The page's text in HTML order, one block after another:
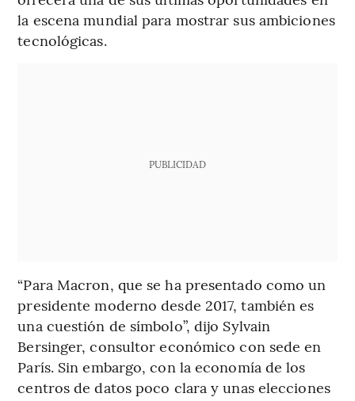
la escena mundial para mostrar sus ambiciones
tecnológicas.
PUBLICIDAD
“Para Macron, que se ha presentado como un
presidente moderno desde 2017, también es
una cuestión de símbolo”, dijo Sylvain
Bersinger, consultor económico con sede en
París. Sin embargo, con la economía de los
centros de datos poco clara y unas elecciones